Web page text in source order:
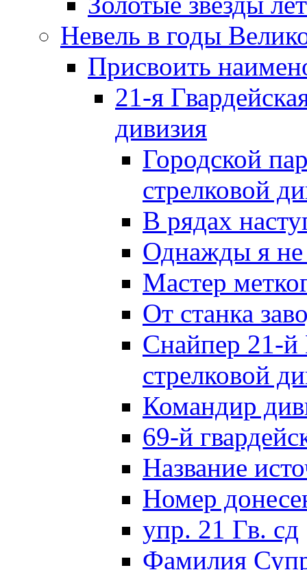
Невель в годы
Присвоить
21-я
дивизия
Городской
стрелковой
В рядах
Однажды я
Мастер
От станка
Снайпер 21-й
стрелковой
Командир
69-й
Название
Номер
упр. 21 Гв. сд
Фамилия